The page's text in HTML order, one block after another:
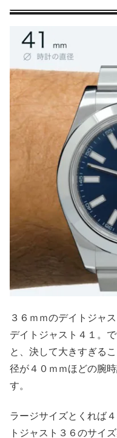
３６ｍｍのデイトジャ
デイトジャスト４１。
と、決して大きすぎる
径が４０ｍｍほどの腕
す。
ラージサイズとくれば
トジャスト３６のサイ